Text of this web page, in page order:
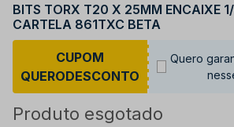
BITS TORX T20 X 25MM ENCAIXE
CARTELA 861TXC BETA
CUPOM
QUERODESCONTO
Quero
Produto esgotado